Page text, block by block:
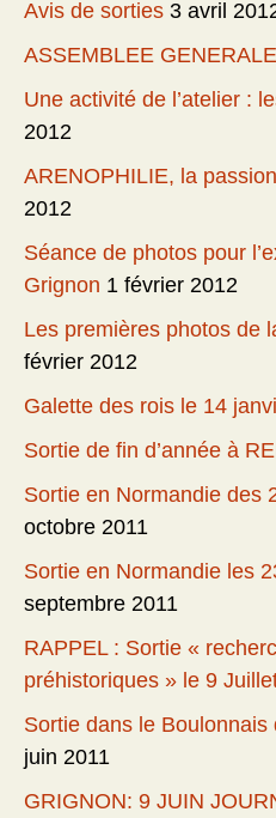
Avis de sorties 3 avril
ASSEMBLEE
Une activité de l’atelier :
2012
ARENOPHILIE, la
2012
Séance de photos pour
Grignon 1 février 2012
Les premières photos de
février 2012
Galette des rois le 14
Sortie de fin d’année à
Sortie en Normandie des
octobre 2011
Sortie en Normandie les
septembre 2011
RAPPEL : Sortie «
préhistoriques » le 9
Sortie dans le
juin 2011
GRIGNON: 9 JUIN